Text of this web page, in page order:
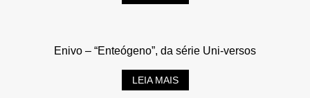
Enivo – “Enteógeno”, da série Uni-versos
LEIA MAIS